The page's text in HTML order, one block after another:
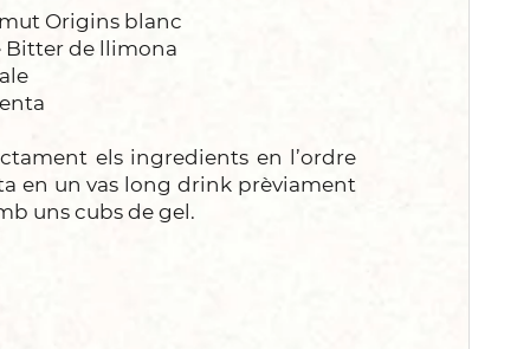
Origins blanc
Bitter de llimona
els ingredients en l’ordre
en un vas long drink prèviament
uns cubs de gel.